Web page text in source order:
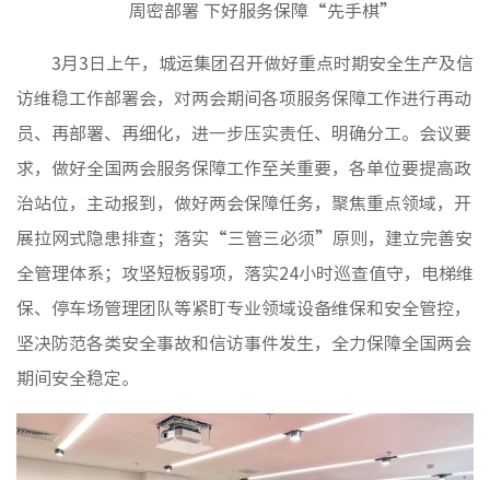
房地产
物业管
建筑工
境外业
投资与
党建工
纪检监
核心理
周密部署 下好服务保障“先手棋”
3月3日上午，城运集团召开做好重点时期安全生产及信
访维稳工作部署会，对两会期间各项服务保障工作进行再动
员、再部署、再细化，进一步压实责任、明确分工。会议要
求，做好全国两会服务保障工作至关重要，各单位要提高政
治站位，主动报到，做好两会保障任务，聚焦重点领域，开
展拉网式隐患排查；落实“三管三必须”原则，建立完善安
全管理体系；攻坚短板弱项，落实24小时巡查值守，电梯维
保、停车场管理团队等紧盯专业领域设备维保和安全管控，
坚决防范各类安全事故和信访事件发生，全力保障全国两会
期间安全稳定。